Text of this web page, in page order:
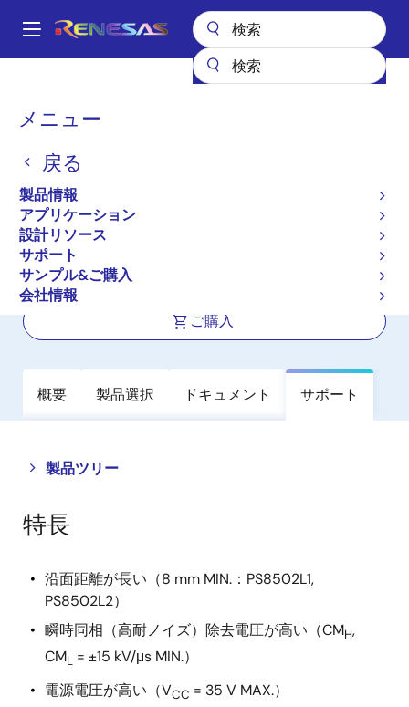
ン
Main
メニュー
戻る
製品情報
アプリケーション
設計リソース
サポート
サンプル&ご購入
会社情報
パ
く
ず
フォトカプラ（オプトカプラ）
PS8502L1
アクティブ
1 Mbps アナログ出力型 沿面8 mm 対応
8 ピンDIP 高速フォトカプラ
ご購入
概要 製品選択 ドキュメント サポート
製品ツリー
Close
tree
menu
Open
tree
menu
特長
沿面距離が長い（8 mm MIN.：PS8502L1,
PS8502L2）
瞬時同相（高耐ノイズ）除去電圧が高い（CMH,
CML = ±15 kV/μs MIN.）
電源電圧が高い（VCC = 35 V MAX.）